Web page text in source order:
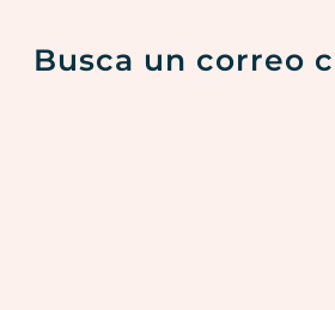
Busca un correo